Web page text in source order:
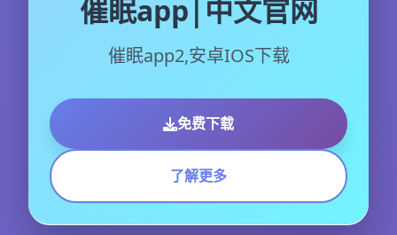
催眠app|中文官网
催眠app2,安卓IOS下载
免费下载
了解更多